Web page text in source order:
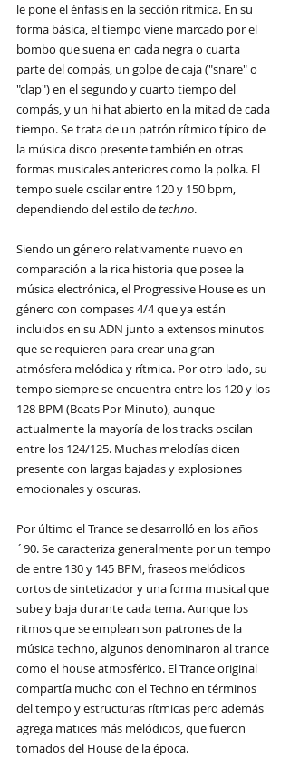
le pone el énfasis en la sección rítmica. En su
forma básica, el tiempo viene marcado por el
bombo que suena en cada negra o cuarta
parte del compás, un golpe de caja ("snare" o
"clap") en el segundo y cuarto tiempo del
compás, y un hi hat abierto en la mitad de cada
tiempo. Se trata de un patrón rítmico típico de
la música disco presente también en otras
formas musicales anteriores como la polka. El
tempo suele oscilar entre 120 y 150 bpm,
dependiendo del estilo de techno.
Siendo un género relativamente nuevo en
comparación a la rica historia que posee la
música electrónica, el Progressive House es un
género con compases 4/4 que ya están
incluidos en su ADN junto a extensos minutos
que se requieren para crear una gran
atmósfera melódica y rítmica. Por otro lado, su
tempo siempre se encuentra entre los 120 y los
128 BPM (Beats Por Minuto), aunque
actualmente la mayoría de los tracks oscilan
entre los 124/125. Muchas melodías dicen
presente con largas bajadas y explosiones
emocionales y oscuras.
Por último el Trance se desarrolló en los años
´90. Se caracteriza generalmente por un tempo
de entre 130 y 145 BPM,​ fraseos melódicos
cortos de sintetizador y una forma musical que
sube y baja durante cada tema. Aunque los
ritmos que se emplean son patrones de la
música techno, algunos denominaron al trance
como el house atmosférico. El Trance original
compartía mucho con el Techno en términos
del tempo y estructuras rítmicas pero además
agrega matices más melódicos, que fueron
tomados del House de la época.